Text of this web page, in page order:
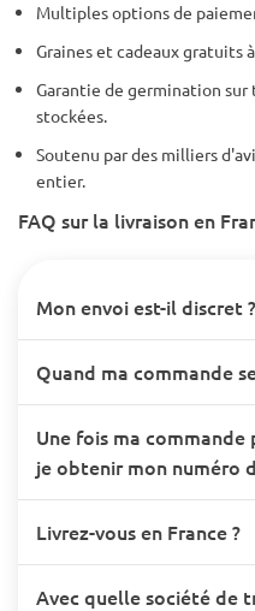
Multiples options de
Graines et cadeaux gratuits
Garantie de germination
stockées.
Soutenu par des milliers
entier.
FAQ sur la livraison en
Mon envoi est-il discret ?
Quand ma commande
Une fois ma commande
je obtenir mon numéro
Livrez-vous en France ?
Avec quelle société de